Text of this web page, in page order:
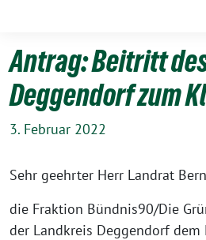
Antrag: Beitritt
Deggendorf zum
3. Februar 2022
Sehr geehrter Herr Landrat
die Fraktion Bündnis90/Die
der Landkreis Deggendorf